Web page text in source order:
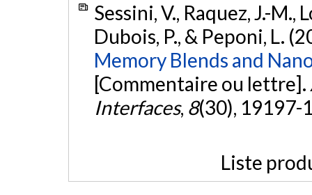
Sessini, V., Raquez, J.-M.,
Dubois, P., & Peponi, L.
Memory Blends and
[Commentaire ou lettre].
Interfaces, 8(30), 19197-
Liste